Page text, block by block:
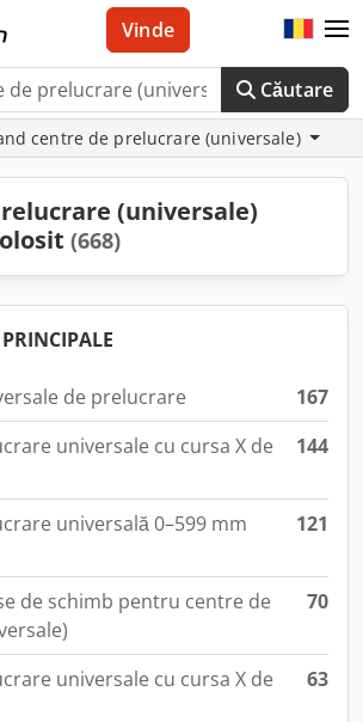
Căutare
Vinde
centre de prelucrare (universale)
(universale)
(668)
de prelucrare
167
universale cu cursa X de
144
universală 0–599 mm
121
de schimb pentru centre de
70
universale cu cursa X de
63